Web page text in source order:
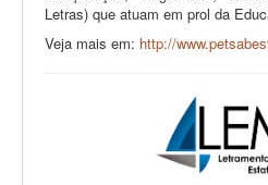
Letras) que atuam em prol da
Veja mais em: http://